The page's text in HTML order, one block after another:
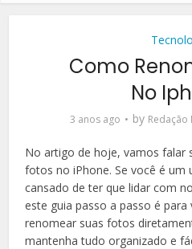
Como
No
3 anos ago by Redação
No artigo de hoje, vamos falar
fotos no iPhone. Se você é um
cansado de ter que lidar com
este guia passo a passo é
renomear suas fotos
mantenha tudo organizado e